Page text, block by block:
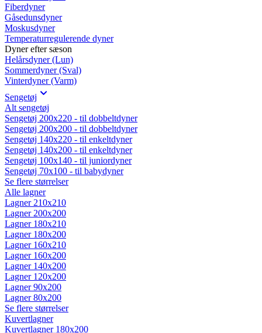
Fiberdyner
Gåsedunsdyner
Moskusdyner
Temperaturregulerende dyner
Dyner efter sæson
Helårsdyner (Lun)
Sommerdyner (Sval)
Vinterdyner (Varm)
Sengetøj
Alt sengetøj
Sengetøj 200x220 - til dobbeltdyner
Sengetøj 200x200 - til dobbeltdyner
Sengetøj 140x220 - til enkeltdyner
Sengetøj 140x200 - til enkeltdyner
Sengetøj 100x140 - til juniordyner
Sengetøj 70x100 - til babydyner
Se flere størrelser
Alle lagner
Lagner 210x210
Lagner 200x200
Lagner 180x210
Lagner 180x200
Lagner 160x210
Lagner 160x200
Lagner 140x200
Lagner 120x200
Lagner 90x200
Lagner 80x200
Se flere størrelser
Kuvertlagner
Kuvertlagner 180x200